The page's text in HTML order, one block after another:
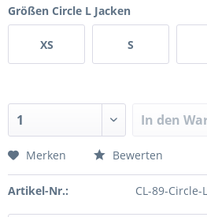
Größen Circle L Jacken
XS S
In den
Merken Bewerten
Artikel-Nr.: CL-89-Circle-